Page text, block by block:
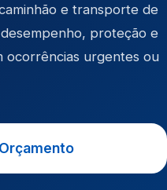
e transporte de
proteção e
ocorrências urgentes ou